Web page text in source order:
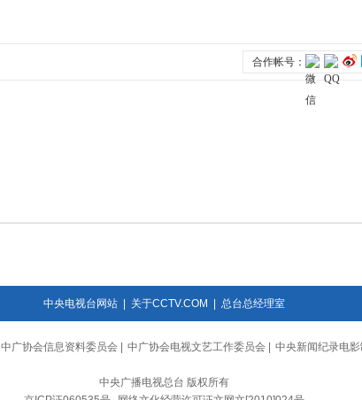
中央电视台网站| 关于CCTV.COM 总台总经理室
中广协会信息资料委员会 中广协会电视文艺工作委员会 中央新闻纪录电
中央广播电视总台 版权所有